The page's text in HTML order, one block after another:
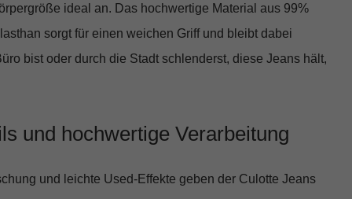
ideal an. Das hochwertige Material aus 99%
sorgt für einen weichen Griff und bleibt dabei
bist oder durch die Stadt schlenderst, diese Jeans hält,
und hochwertige Verarbeitung
und leichte Used-Effekte geben der Culotte Jeans